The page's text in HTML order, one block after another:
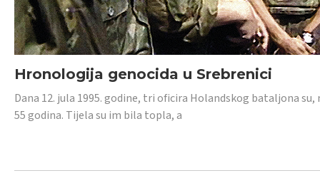
Hronologija genocida u Srebrenici
Dana 12. jula 1995. godine, tri oficira Holandskog bataljona
55 godina. Tijela su im bila topla, a